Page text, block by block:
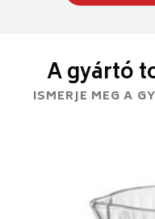
A gyártó
ISMERJE MEG A